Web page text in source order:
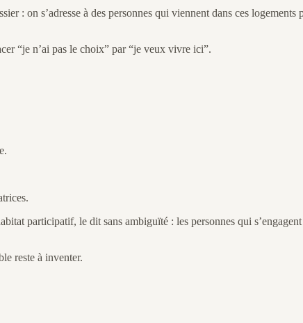
: on s’adresse à des personnes qui viennent dans ces
“je n’ai pas le choix” par “je veux vivre ici”.
participatif, le dit sans ambiguïté : les personnes qui
reste à inventer.